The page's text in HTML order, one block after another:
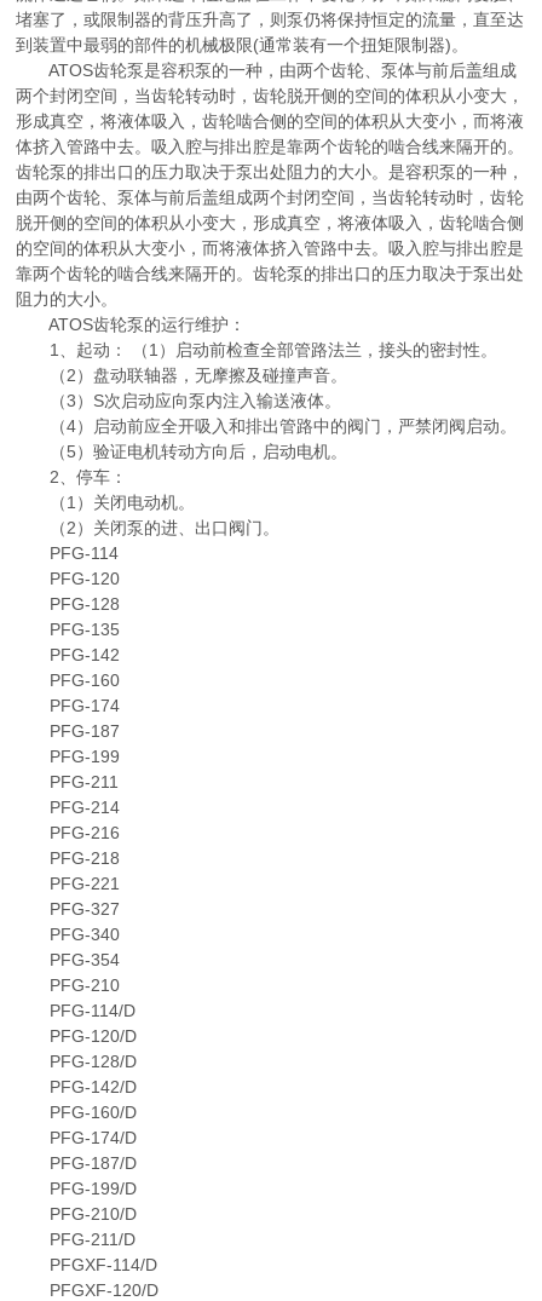
堵塞了，或限制器的背压升高了，则泵仍将保持恒定的流量，直至达
到装置中最弱的部件的机械极限(通常装有一个扭矩限制器)。
ATOS齿轮泵是容积泵的一种，由两个齿轮、泵体与前后盖组成
两个封闭空间，当齿轮转动时，齿轮脱开侧的空间的体积从小变大，
形成真空，将液体吸入，齿轮啮合侧的空间的体积从大变小，而将液
体挤入管路中去。吸入腔与排出腔是靠两个齿轮的啮合线来隔开的。
齿轮泵的排出口的压力取决于泵出处阻力的大小。是容积泵的一种，
由两个齿轮、泵体与前后盖组成两个封闭空间，当齿轮转动时，齿轮
脱开侧的空间的体积从小变大，形成真空，将液体吸入，齿轮啮合侧
的空间的体积从大变小，而将液体挤入管路中去。吸入腔与排出腔是
靠两个齿轮的啮合线来隔开的。齿轮泵的排出口的压力取决于泵出处
阻力的大小。
ATOS齿轮泵的运行维护：
1、起动： （1）启动前检查全部管路法兰，接头的密封性。
（2）盘动联轴器，无摩擦及碰撞声音。
（3）S次启动应向泵内注入输送液体。
（4）启动前应全开吸入和排出管路中的阀门，严禁闭阀启动。
（5）验证电机转动方向后，启动电机。
2、停车：
（1）关闭电动机。
（2）关闭泵的进、出口阀门。
PFG-114
PFG-120
PFG-128
PFG-135
PFG-142
PFG-160
PFG-174
PFG-187
PFG-199
PFG-211
PFG-214
PFG-216
PFG-218
PFG-221
PFG-327
PFG-340
PFG-354
PFG-210
PFG-114/D
PFG-120/D
PFG-128/D
PFG-142/D
PFG-160/D
PFG-174/D
PFG-187/D
PFG-199/D
PFG-210/D
PFG-211/D
PFGXF-114/D
PFGXF-120/D